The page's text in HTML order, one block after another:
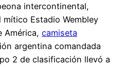
intercontinental,
Estadio Wembley
América, camiseta
argentina comandada
2 de clasificación llevó a